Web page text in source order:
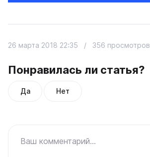
Понравилась ли статья?
Да Нет
26 марта 2018 22:35 / 356 просмотров
Ваш комментарий...